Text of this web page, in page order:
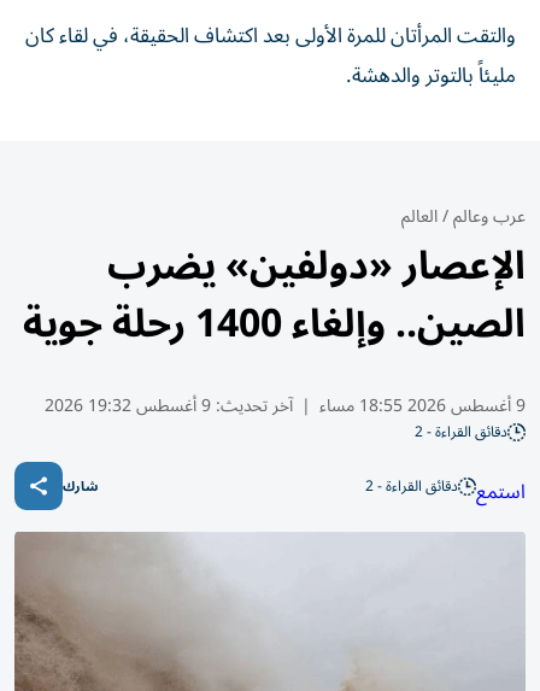
والتقت المرأتان للمرة الأولى بعد اكتشاف الحقيقة، في لقاء كان
مليئاً بالتوتر والدهشة.
عرب وعالم/العالم
الإعصار «دولفين» يضرب
الصين.. وإلغاء 1400 رحلة جوية
9 أغسطس 2026 18:55 مساء | آخر تحديث:9 أغسطس 19:32 2026
دقائق القراءة - 2
استمع دقائق القراءة - 2 شارك